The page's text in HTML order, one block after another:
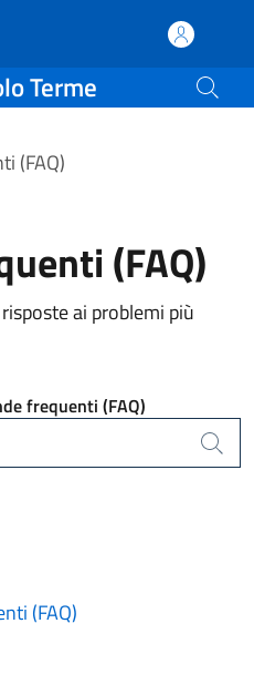
scheda).
Terme
(FAQ)
(FAQ)
ai problemi più
frequenti (FAQ)
Cerca
(FAQ)